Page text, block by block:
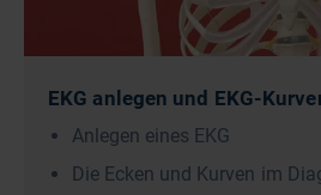
EKG anlegen und EKG-
Anlegen eines EKG
Die Ecken und Kurven im